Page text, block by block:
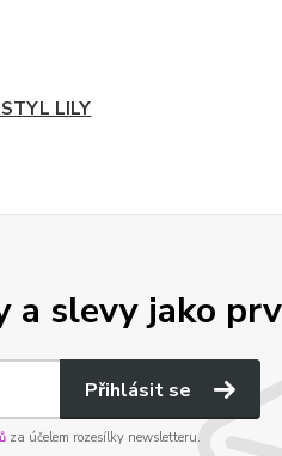
LILY
a slevy jako
Přihlásit se
za účelem rozesílky newsletteru.